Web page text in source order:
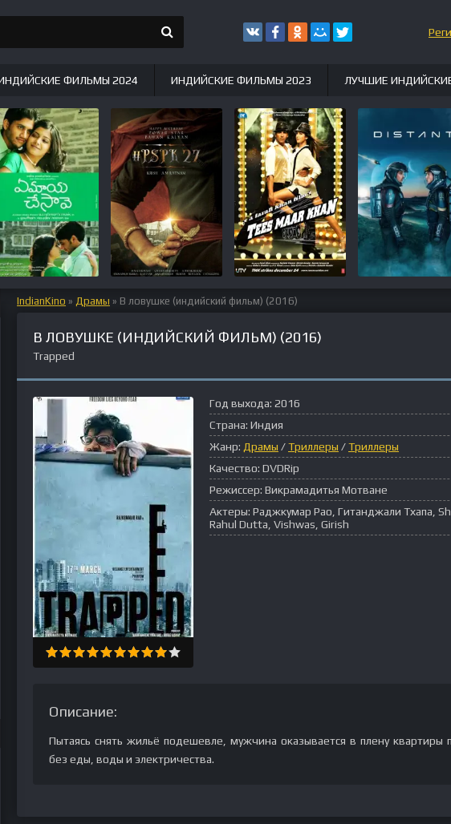
IndianKino » Драмы » В ловушке (индийский фильм) (2016)
В ЛОВУШКЕ (ИНДИЙСКИЙ ФИЛЬМ) (2016)
Trapped
Год выхода: 2016
Страна: Индия
Жанр: Драмы /Триллеры /Триллеры
Качество: DVDRip
Режиссер: Викрамадитья Мотване
Актеры: Раджкумар Рао, Гитанджали Тхапа,
Rahul Dutta, Vishwas, Girish
Описание:
Пытаясь снять жильё подешевле, мужчина оказывается в плену квартиры
без еды, воды и электричества.
ФИЛЬМЫ 2024 ИНДИЙСКИЕ ФИЛЬМЫ 2023 ЛУЧШИЕ